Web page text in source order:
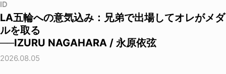
ID
LA五輪への意気込み：兄弟で出場してオレがメダ
ルを取る
──IZURU NAGAHARA / 永原依弦
2026.08.05